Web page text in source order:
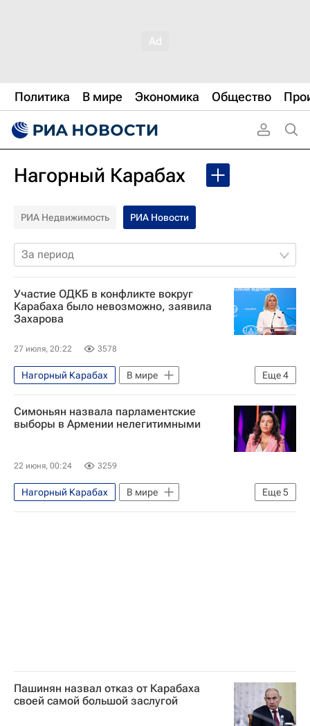
Политика В мире Экономика Общество
Нагорный Карабах
РИА Недвижимость РИА Новости
За период
Участие ОДКБ в конфликте вокруг
Карабаха было невозможно, заявила
Захарова
27 июля, 20:22 3578
Еще4
Нагорный Карабах
В мире
Армения
Азербайджан
Мария Захарова
ОДКБ
Симоньян назвала парламентские
выборы в Армении нелегитимными
22 июня, 00:24 3259
Еще5
Нагорный Карабах
В мире
Армения
Россия
Пашинян назвал отказ от Карабаха
своей самой большой заслугой